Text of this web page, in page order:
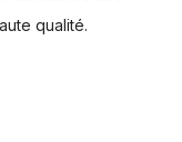
qualité.